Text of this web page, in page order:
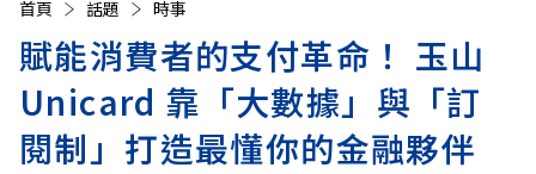
首頁 話題 時事
賦能消費者的支付革命！ 玉山
Unicard 靠「大數據」與「訂
閱制」打造最懂你的金融夥伴